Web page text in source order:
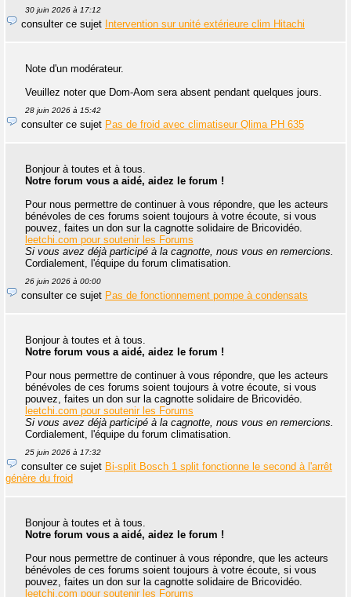
30 juin 2026 à 17:12
consulter ce sujet Intervention sur unité extérieure clim Hitachi
Note d'un modérateur.
Veuillez noter que Dom-Aom sera absent pendant quelques jours.
28 juin 2026 à 15:42
consulter ce sujet Pas de froid avec climatiseur Qlima PH 635
Bonjour à toutes et à tous.
Notre forum vous a aidé, aidez le forum !
Pour nous permettre de continuer à vous répondre, que les acteurs
bénévoles de ces forums soient toujours à votre écoute, si vous
pouvez, faites un don sur la cagnotte solidaire de Bricovidéo.
leetchi.com pour soutenir les Forums
Si vous avez déjà participé à la cagnotte, nous vous en remercions.
Cordialement, l'équipe du forum climatisation.
26 juin 2026 à 00:00
consulter ce sujet Pas de fonctionnement pompe à condensats
Bonjour à toutes et à tous.
Notre forum vous a aidé, aidez le forum !
Pour nous permettre de continuer à vous répondre, que les acteurs
bénévoles de ces forums soient toujours à votre écoute, si vous
pouvez, faites un don sur la cagnotte solidaire de Bricovidéo.
leetchi.com pour soutenir les Forums
Si vous avez déjà participé à la cagnotte, nous vous en remercions.
Cordialement, l'équipe du forum climatisation.
25 juin 2026 à 17:32
consulter ce sujet Bi-split Bosch 1 split fonctionne le second à l'arrêt
génère du froid
Bonjour à toutes et à tous.
Notre forum vous a aidé, aidez le forum !
Pour nous permettre de continuer à vous répondre, que les acteurs
bénévoles de ces forums soient toujours à votre écoute, si vous
pouvez, faites un don sur la cagnotte solidaire de Bricovidéo.
leetchi.com pour soutenir les Forums